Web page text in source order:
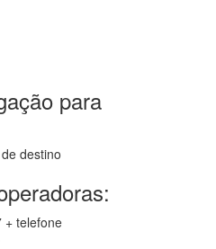
para
destino
+ telefone